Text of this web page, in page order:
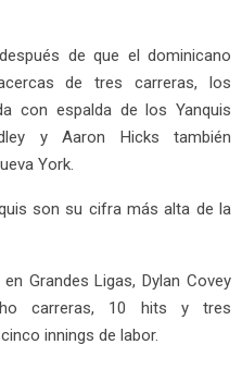
de que el dominicano
de tres carreras, los
con espalda de los Yanquis
y Aaron Hicks también
York.
son su cifra más alta de la
Grandes Ligas, Dylan Covey
carreras, 10 hits y tres
innings de labor.